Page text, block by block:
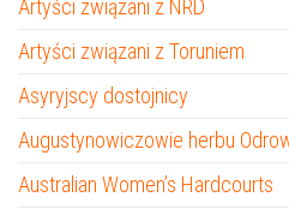
Artyści związani z NRD
Artyści związani z Toruniem
Asyryjscy dostojnicy
Augustynowiczowie herbu
Australian Women’s Hardcourts